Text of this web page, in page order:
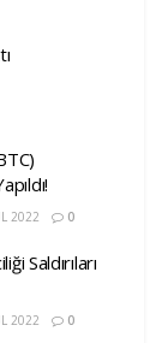
2022 0
Saldırıları
2022 0